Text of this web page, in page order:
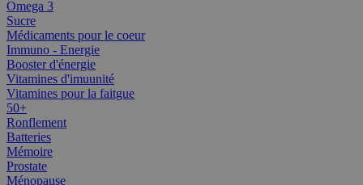
Omega 3
Sucre
Médicaments pour le coeur
Immuno - Energie
Booster d'énergie
Vitamines d'imuunité
Vitamines pour la faitgue
50+
Ronflement
Batteries
Mémoire
Prostate
Ménopause